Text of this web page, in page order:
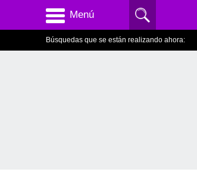
Menú
Búsquedas que se están realizando ahora: